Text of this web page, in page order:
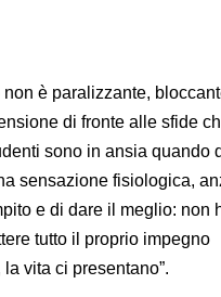
è paralizzante,
di fronte alle sfide
sono in ansia quando
sensazione fisiologica,
e di dare il meglio: non
tutto il proprio impegno
vita ci presentano”.